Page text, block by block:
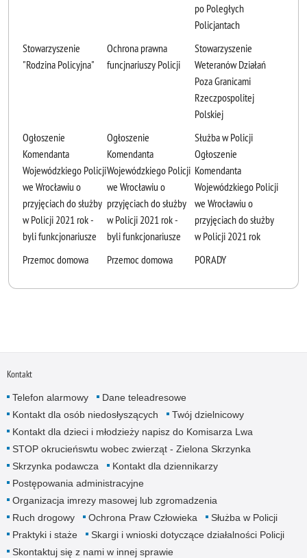
po Poległych
Policjantach
Stowarzyszenie
"Rodzina Policyjna"
Ochrona prawna
funcjnariuszy Policji
Stowarzyszenie
Weteranów Działań
Poza Granicami
Rzeczpospolitej
Polskiej
Ogłoszenie
Komendanta
Wojewódzkiego Policji
we Wrocławiu o
przyjęciach do służby
w Policji 2021 rok -
byli funkcjonariusze
Ogłoszenie
Komendanta
Wojewódzkiego Policji
we Wrocławiu o
przyjęciach do służby
w Policji 2021 rok -
byli funkcjonariusze
Służba w Policji
Ogłoszenie
Komendanta
Wojewódzkiego Policji
we Wrocławiu o
przyjęciach do służby
w Policji 2021 rok
Przemoc domowa
Przemoc domowa PORADY
Kontakt
Telefon alarmowy
Dane teleadresowe
Kontakt dla osób niedosłyszących
Twój dzielnicowy
Kontakt dla dzieci i młodzieży napisz do Komisarza Lwa
STOP okrucieńswtu wobec zwierząt - Zielona Skrzynka
Skrzynka podawcza
Kontakt dla dziennikarzy
Postępowania administracyjne
Organizacja imrezy masowej lub zgromadzenia
Ruch drogowy
Ochrona Praw Człowieka
Służba w Policji
Praktyki i staże
Skargi i wnioski dotyczące działalności Policji
Skontaktuj się z nami w innej sprawie